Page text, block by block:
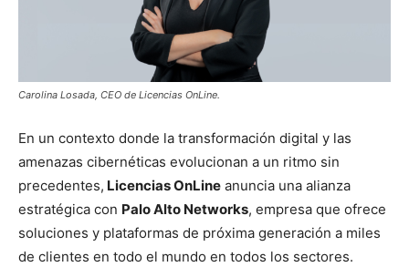
Carolina Losada, CEO de Licencias OnLine.
En un contexto donde la transformación digital y las
amenazas cibernéticas evolucionan a un ritmo sin
precedentes, Licencias OnLine anuncia una alianza
estratégica con Palo Alto Networks, empresa que ofrece
soluciones y plataformas de próxima generación a miles
de clientes en todo el mundo en todos los sectores.